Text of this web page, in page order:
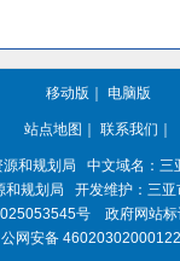
移动版 ｜ 电脑版
站点地图 ｜ 联系我们 ｜
和规划局
中文域名：三
和规划局
开发维护：三
号 政府网站标
公网安备